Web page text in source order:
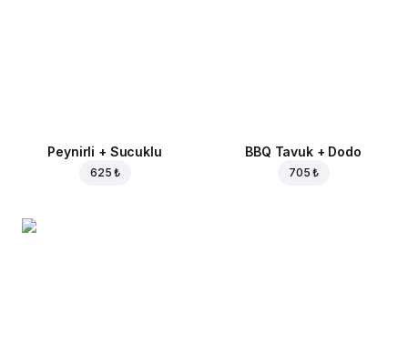
Peynirli + Sucuklu
625 ₺
BBQ Tavuk + Dodo
705 ₺